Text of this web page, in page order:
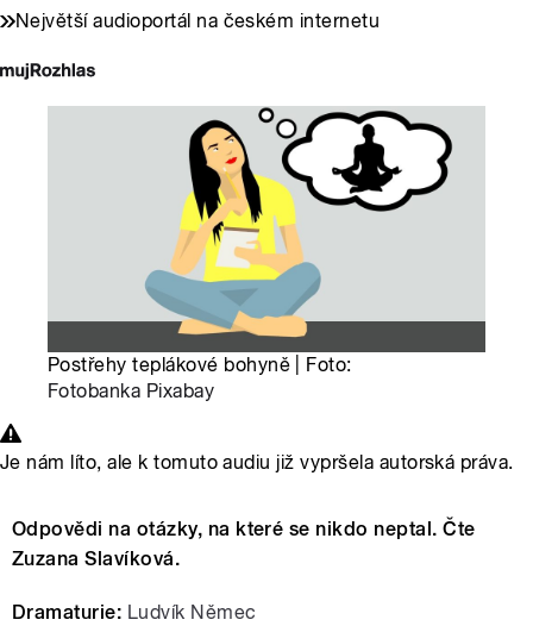
Největší audioportál na českém internetu
Postřehy teplákové bohyně | Foto:
Fotobanka Pixabay
Je nám líto, ale k tomuto audiu již vypršela autorská práva.
Odpovědi na otázky, na které se nikdo neptal. Čte
Zuzana Slavíková.
Dramaturie: Ludvík Němec